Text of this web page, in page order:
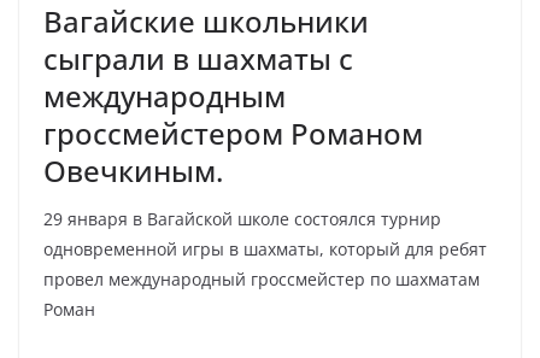
Вагайские школьники
сыграли в шахматы с
международным
гроссмейстером Романом
Овечкиным.
29 января в Вагайской школе состоялся турнир
одновременной игры в шахматы, который для ребят
провел международный гроссмейстер по шахматам
Роман